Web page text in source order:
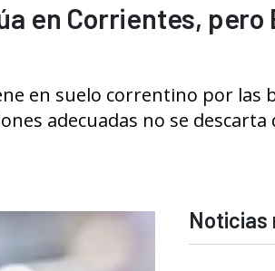
en Corrientes, pero
en suelo correntino por las
adecuadas no se
Noticias